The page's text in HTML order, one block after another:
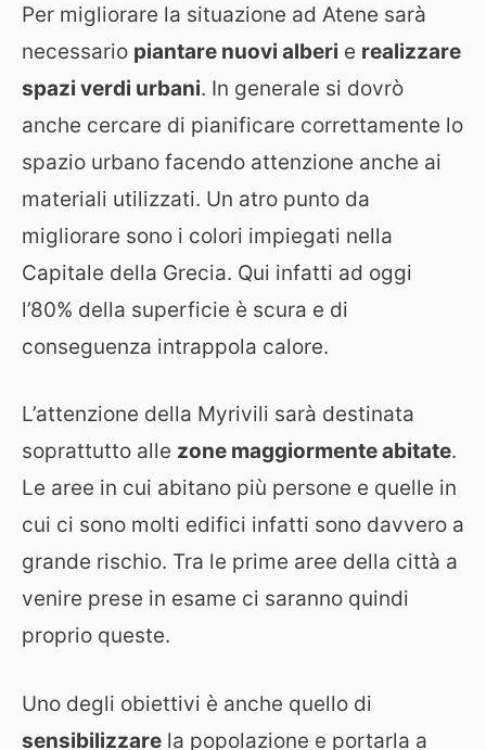
Per migliorare la situazione ad Atene sarà
necessario piantare nuovi alberi e realizzare
spazi verdi urbani. In generale si dovrò
anche cercare di pianificare correttamente lo
spazio urbano facendo attenzione anche ai
materiali utilizzati. Un atro punto da
migliorare sono i colori impiegati nella
Capitale della Grecia. Qui infatti ad oggi
l’80% della superficie è scura e di
conseguenza intrappola calore.
L’attenzione della Myrivili sarà destinata
soprattutto alle zone maggiormente abitate.
Le aree in cui abitano più persone e quelle in
cui ci sono molti edifici infatti sono davvero a
grande rischio. Tra le prime aree della città a
venire prese in esame ci saranno quindi
proprio queste.
Uno degli obiettivi è anche quello di
sensibilizzare la popolazione e portarla a